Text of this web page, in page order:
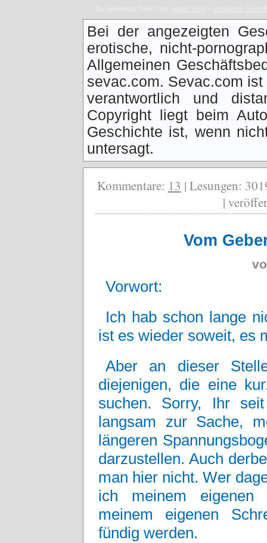
Bei der angezeigten
erotische, nicht-
Allgemeinen
sevac.com. Sevac.com
verantwortlich und
Copyright liegt beim
Geschichte ist, wenn
untersagt.
Kommentare: 13 | Lesungen:
|
Vom
Vorwort:
Ich hab schon lange
ist es wieder soweit, es
Aber an dieser
diejenigen, die eine
suchen. Sorry, Ihr
langsam zur Sache,
längeren
darzustellen. Auch
man hier nicht. Wer
ich meinem eigenen
meinem eigenen
fündig werden.